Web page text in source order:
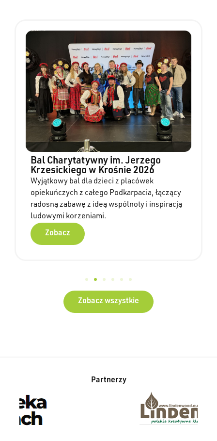
Bal Charytatywny im. Jerzego
Krzesickiego w Krośnie 2026
Wyjątkowy bal dla dzieci z placówek
opiekuńczych z całego Podkarpacia, łączący
radosną zabawę z ideą wspólnoty i inspiracją
ludowymi korzeniami.
Zobacz
Zobacz wszystkie
Partnerzy